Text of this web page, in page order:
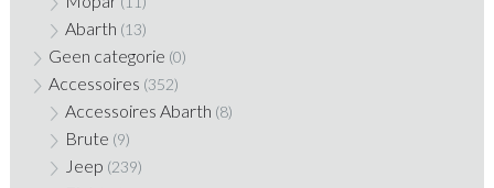
Abarth (13)
Geen categorie (0)
Accessoires (352)
Accessoires Abarth (8)
Brute (9)
Jeep (239)